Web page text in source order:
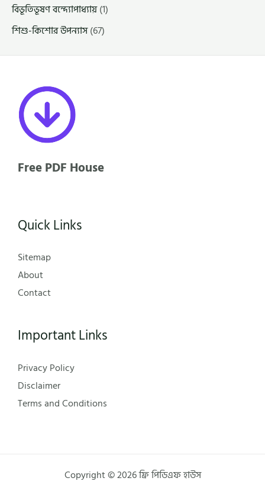
বিভূতিভূষণ বন্দ্যোপাধ্যায়(1)
শিশু-কিশোর উপন্যাস(67)
Free PDF House
Quick Links
Sitemap
About
Contact
Important Links
Privacy Policy
Disclaimer
Terms and Conditions
Copyright © 2026 ফ্রি পিডিএফ হাউস